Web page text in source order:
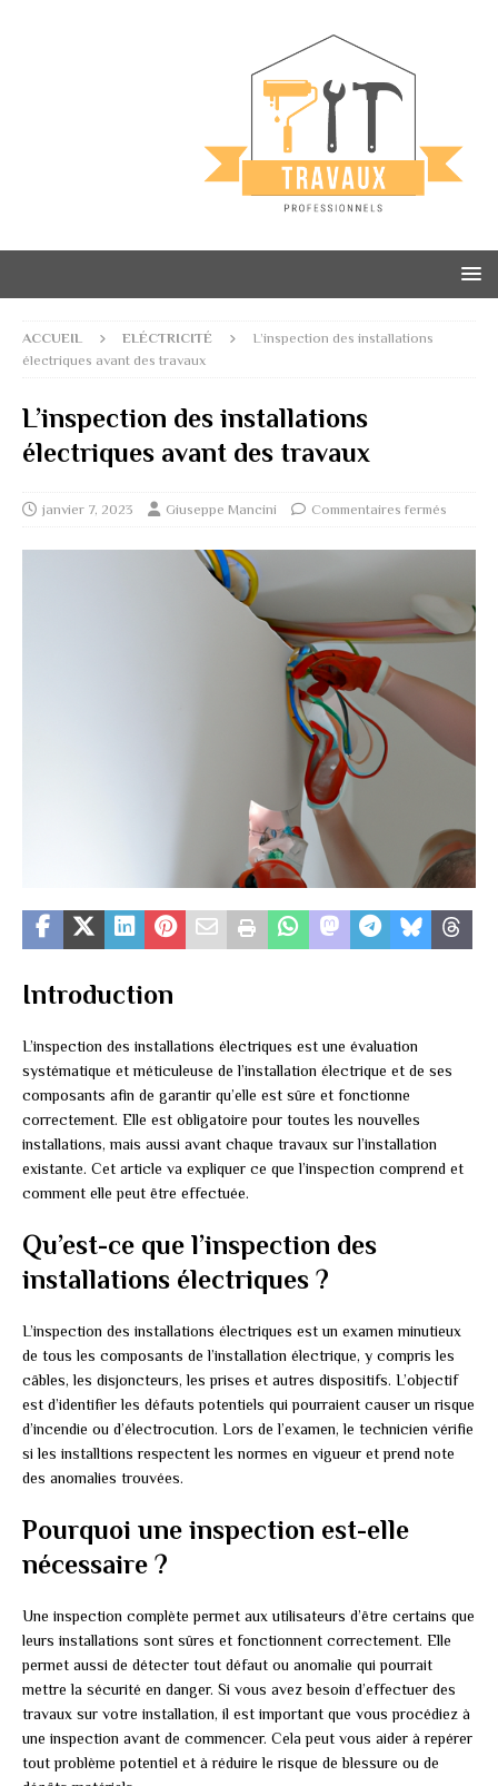
ACCUEIL ELÉCTRICITÉ
L’inspection des installations
électriques avant des travaux
L’inspection des installations
électriques avant des travaux
janvier 7, 2023 Giuseppe Mancini Commentaires fermés
Introduction
L’inspection des installations électriques est une évaluation
systématique et méticuleuse de l’installation électrique et de ses
composants afin de garantir qu’elle est sûre et fonctionne
correctement. Elle est obligatoire pour toutes les nouvelles
installations, mais aussi avant chaque travaux sur l’installation
existante. Cet article va expliquer ce que l’inspection comprend et
comment elle peut être effectuée.
Qu’est-ce que l’inspection des
installations électriques ?
L’inspection des installations électriques est un examen minutieux
de tous les composants de l’installation électrique, y compris les
câbles, les disjoncteurs, les prises et autres dispositifs. L’objectif
est d’identifier les défauts potentiels qui pourraient causer un risque
d’incendie ou d’électrocution. Lors de l’examen, le technicien vérifie
si les installtions respectent les normes en vigueur et prend note
des anomalies trouvées.
Pourquoi une inspection est-elle
nécessaire ?
Une inspection complète permet aux utilisateurs d’être certains que
leurs installations sont sûres et fonctionnent correctement. Elle
permet aussi de détecter tout défaut ou anomalie qui pourrait
mettre la sécurité en danger. Si vous avez besoin d’effectuer des
travaux sur votre installation, il est important que vous procédiez à
une inspection avant de commencer. Cela peut vous aider à repérer
tout problème potentiel et à réduire le risque de blessure ou de